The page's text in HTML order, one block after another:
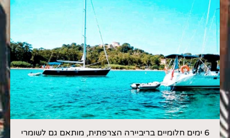
6 ימים חלומיים בריביירה הצרפתית, מותאם גם לשומרי